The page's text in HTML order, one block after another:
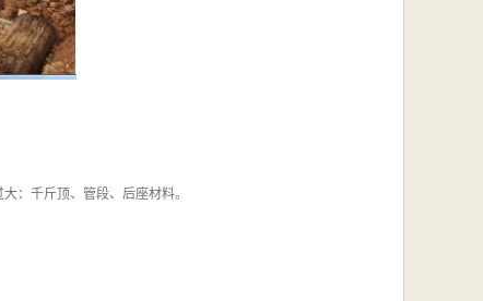
：千斤顶、管段、后座材料。